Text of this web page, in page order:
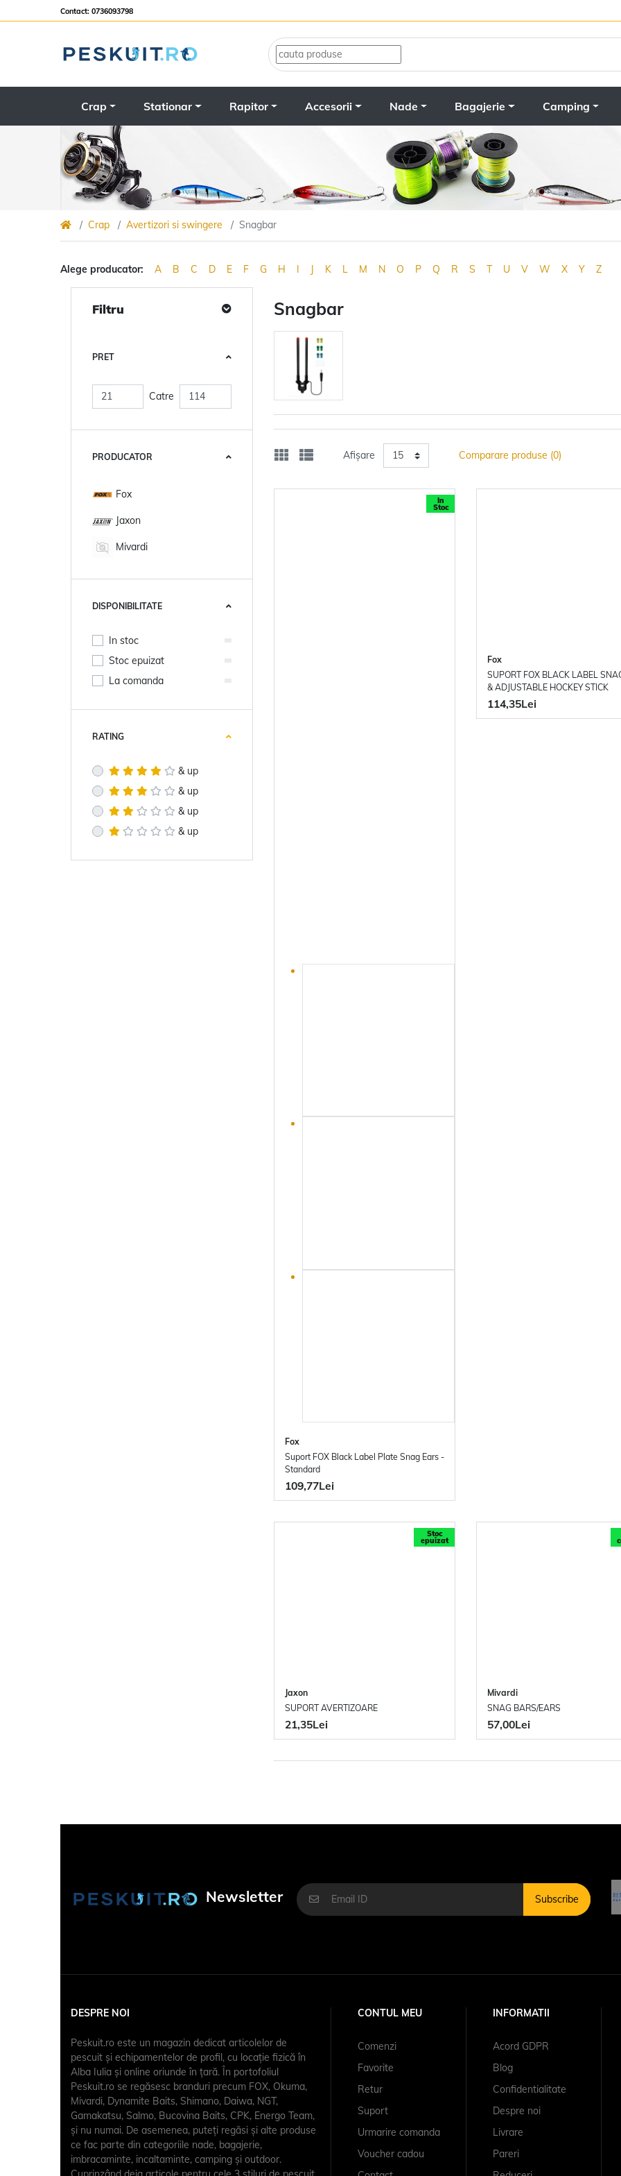
Contact: 0736093798
Crap Stationar Rapitor Accesorii Nade Bagajerie Camping
Crap Avertizori si swingere Snagbar
Alege producator: A B C D E F G H I J K L M N O P Q R S T U V W X Y Z
Filtru
PRET
Catre
PRODUCATOR
Fox
Jaxon
Mivardi
DISPONIBILITATE
In stoc
Stoc epuizat
La comanda
RATING
& up
& up
& up
& up
Snagbar
Afișare Comparare produse (0)
In
Stoc
Fox
Suport FOX Black Label Plate Snag Ears -
Standard
109,77Lei
Fox
SUPORT FOX BLACK LABEL
& ADJUSTABLE HOCKEY STICK
114,35Lei
Stoc
epuizat
Jaxon
SUPORT AVERTIZOARE
21,35Lei
Mivardi
SNAG BARS/EARS
57,00Lei
Newsletter Subscribe
DESPRE NOI
Peskuit.ro este un magazin dedicat articolelor de
pescuit şi echipamentelor de profil, cu locaţie fizică în
Alba Iulia și online oriunde în țară. În portofoliul
Peskuit.ro se regăsesc branduri precum FOX, Okuma,
Mivardi, Dynamite Baits, Shimano, Daiwa, NGT,
Gamakatsu, Salmo, Bucovina Baits, CPK, Energo Team,
și nu numai. De asemenea, puteți regăsi și alte produse
ce fac parte din categoriile nade, bagajerie,
imbracaminte, incaltaminte, camping și outdoor.
CONTUL MEU
Comenzi
Favorite
Retur
Suport
Urmarire comanda
Voucher cadou
INFORMATII
Acord GDPR
Blog
Confidentialitate
Despre noi
Livrare
Pareri